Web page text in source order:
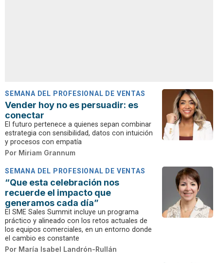
SEMANA DEL PROFESIONAL DE VENTAS
Vender hoy no es persuadir: es
conectar
El futuro pertenece a quienes sepan combinar
estrategia con sensibilidad, datos con intuición
y procesos con empatía
Por Miriam Grannum
SEMANA DEL PROFESIONAL DE VENTAS
“Que esta celebración nos
recuerde el impacto que
generamos cada día”
El SME Sales Summit incluye un programa
práctico y alineado con los retos actuales de
los equipos comerciales, en un entorno donde
el cambio es constante
Por María Isabel Landrón-Rullán